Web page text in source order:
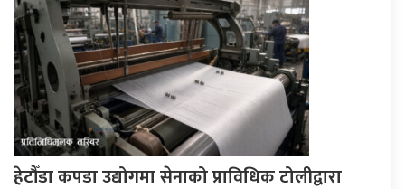
हेटौँडा कपडा उद्योगमा सेनाको प्राविधिक टोलीद्वारा